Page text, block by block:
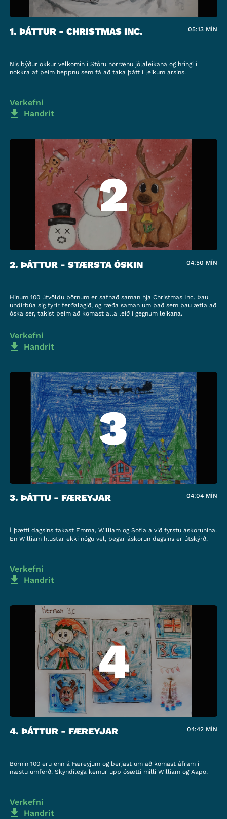
1. ÞÁTTUR - CHRISTMAS INC. 05:13 MÍN
Nis býður okkur velkomin í Stóru norrænu jólaleikana og hringi í
nokkra af þeim heppnu sem fá að taka þátt í leikum ársins.
Verkefni
Handrit
2
2. ÞÁTTUR - STÆRSTA ÓSKIN 04:50 MÍN
Hinum 100 útvöldu börnum er safnað saman hjá Christmas Inc. Þau
undirbúa sig fyrir ferðalagið, og ræða saman um það sem þau ætla að
óska sér, takist þeim að komast alla leið í gegnum leikana.
Verkefni
Handrit
3
3. ÞÁTTU - FÆREYJAR 04:04 MÍN
Í þætti dagsins takast Emma, William og Sofia á við fyrstu áskorunina.
En William hlustar ekki nógu vel, þegar áskorun dagsins er útskýrð.
Verkefni
Handrit
4
4. ÞÁTTUR - FÆREYJAR 04:42 MÍN
Börnin 100 eru enn á Færeyjum og berjast um að komast áfram í
næstu umferð. Skyndilega kemur upp ósætti milli William og Aapo.
Verkefni
Handrit